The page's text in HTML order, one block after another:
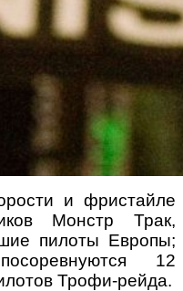
и фристайле
Монстр Трак,
пилоты Европы;
12
Трофи-рейда.